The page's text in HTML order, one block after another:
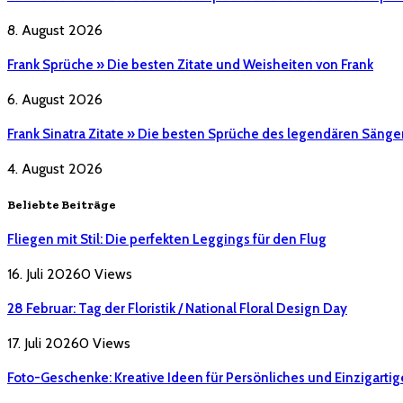
8. August 2026
Frank Sprüche » Die besten Zitate und Weisheiten von Frank
6. August 2026
Frank Sinatra Zitate » Die besten Sprüche des legendären
4. August 2026
Beliebte Beiträge
Fliegen mit Stil: Die perfekten Leggings für den Flug
16. Juli 20260 Views
28 Februar: Tag der Floristik / National Floral Design Day
17. Juli 20260 Views
Foto-Geschenke: Kreative Ideen für Persönliches und